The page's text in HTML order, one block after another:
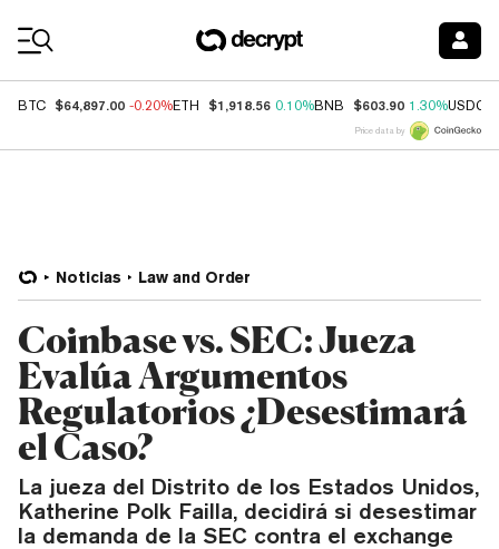
BTC $64,897.00 -0.20%ETH $1,918.56 0.10%BNB $603.90 1.30%USDC
Price data by
Noticias Law and Order
Coinbase vs. SEC: Jueza
Evalúa Argumentos
Regulatorios ¿Desestimará
el Caso?
La jueza del Distrito de los Estados Unidos,
Katherine Polk Failla, decidirá si desestimar
la demanda de la SEC contra el exchange